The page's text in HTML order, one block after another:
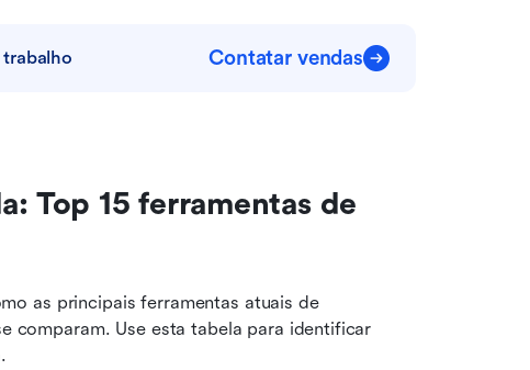
Contatar vendas
Top 15 ferramentas de
Uma visualização rápida lado a lado facilita ver como as principais ferramentas atuais de
comparam. Use esta tabela para identificar